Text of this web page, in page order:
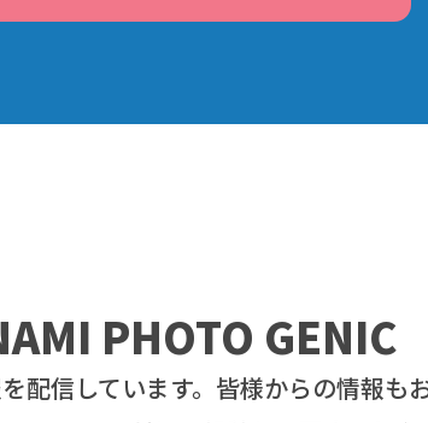
PHOTO GENIC
配信しています。皆様からの情報も